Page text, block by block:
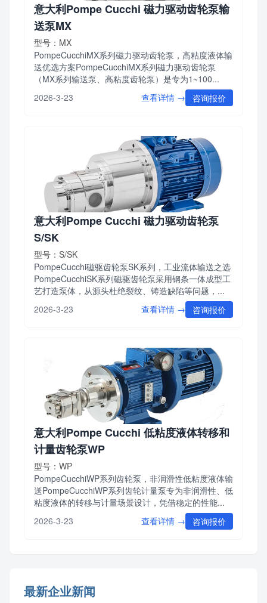
意大利Pompe Cucchi 磁力驱动齿轮泵输
送泵MX
型号：MX
PompeCucchiMX系列磁力驱动齿轮泵，高粘度液体输
送优选方案PompeCucchiMX系列磁力驱动齿轮泵
（MX系列输送泵、高粘度齿轮泵）是专为1~100...
2026-3-23
查看详情 → 咨询报价
意大利Pompe Cucchi 磁力驱动齿轮泵
S/SK
型号：S/SK
PompeCucchi磁驱齿轮泵SK系列，工业流体输送之选
PompeCucchiSK系列磁驱齿轮泵采用钢条一体成型工
艺打造泵体，从源头杜绝裂纹、铸造缺陷等问题，...
2026-3-23
查看详情 → 咨询报价
意大利Pompe Cucchi 低粘度液体转移和
计量齿轮泵WP
型号：WP
PompeCucchiWP系列齿轮泵，非润滑性低粘度液体输
送PompeCucchiWP系列齿轮计量泵专为非润滑性、低
粘度液体的转移与计量场景设计，凭借稳定的性能...
2026-3-23
查看详情 → 咨询报价
最新企业新闻